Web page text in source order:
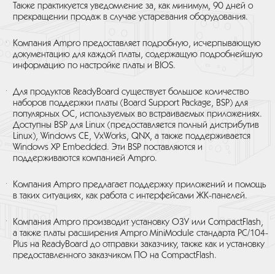
Также практикуется уведомление за, как минимум, 90 дней о
прекращении продаж в случае устаревания оборудования.
Компания Ampro предоставляет подробную, исчерпывающую
документацию для каждой платы, содержащую подробнейшую
информацию по настройке платы и BIOS.
Для продуктов ReadyBoard существует большое количество
наборов поддержки платы (Board Support Package, BSP) для
популярных ОС, используемых во встраиваемых приложениях.
Доступны BSP для Linux (предоставляется полный дистрибутив
Linux), Windows CE, VxWorks, QNX, а также поддерживается
Windows XP Embedded. Эти BSP поставляются и
поддерживаются компанией Ampro.
Компания Ampro предлагает поддержку приложений и помощь
в таких ситуациях, как работа с интерфейсами ЖК-панелей.
Компания Ampro производит установку ОЗУ или CompactFlash,
а также платы расширения Ampro MiniModule стандарта PC/104-
Plus на ReadyBoard до отправки заказчику, также как и установку
предоставленного заказчиком ПО на CompactFlash.